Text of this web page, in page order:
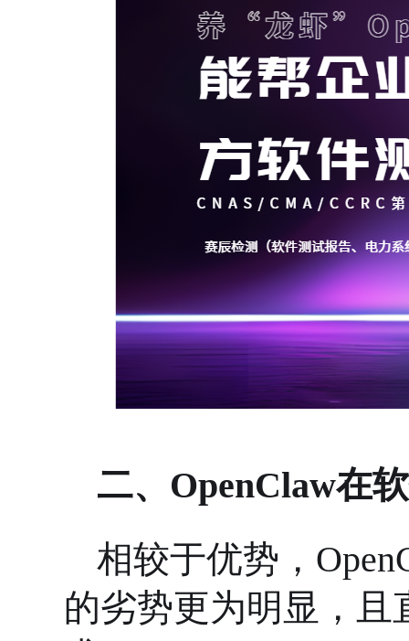
二、 OpenClaw在
相较于优势，
的劣势更为明显，